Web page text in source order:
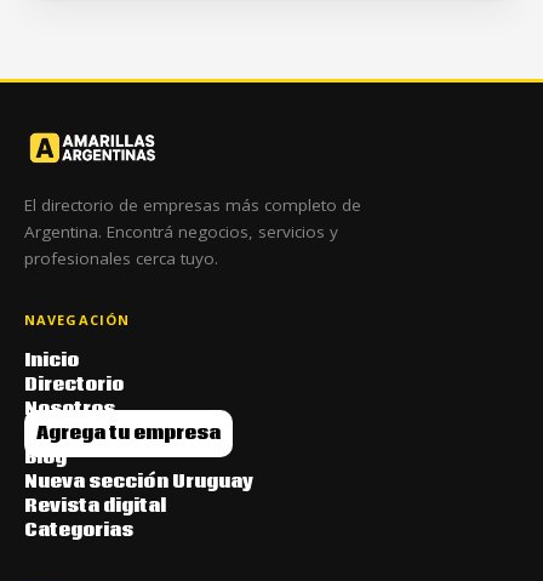
El directorio de empresas más completo de
Argentina. Encontrá negocios, servicios y
profesionales cerca tuyo.
NAVEGACIÓN
Inicio
Directorio
Nosotros
Agrega tu empresa
Blog
Nueva sección Uruguay
Revista digital
Categorias